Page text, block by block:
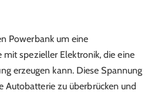
Powerbank um eine
mit spezieller Elektronik, die eine
erzeugen kann. Diese Spannung
Autobatterie zu überbrücken und